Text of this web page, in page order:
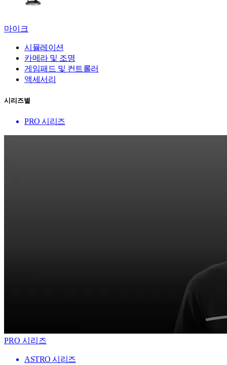
마이크
시뮬레이션
카메라 및 조명
게임패드 및 컨트롤러
액세서리
시리즈별
PRO 시리즈
PRO 시리즈
ASTRO 시리즈